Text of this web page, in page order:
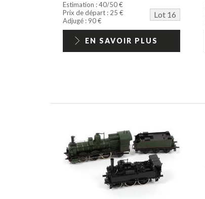
Estimation : 40/50 €
Prix de départ : 25 €
Lot 16
Adjugé : 90 €
EN SAVOIR PLUS